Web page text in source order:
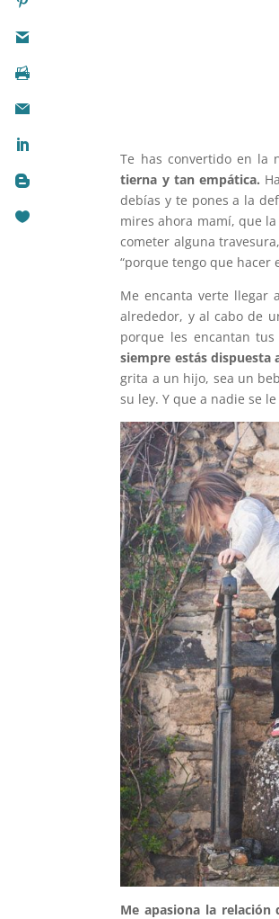
Te has convertido en la
tierna y tan empática.
debías y te pones a la
mires ahora mamí, que
cometer alguna
“porque tengo que hacer
Me encanta verte llegar
alrededor, y al cabo de
porque les encantan tus
siempre estás dispuesta
grita a un hijo, sea un
su ley. Y que a nadie se
Me apasiona la